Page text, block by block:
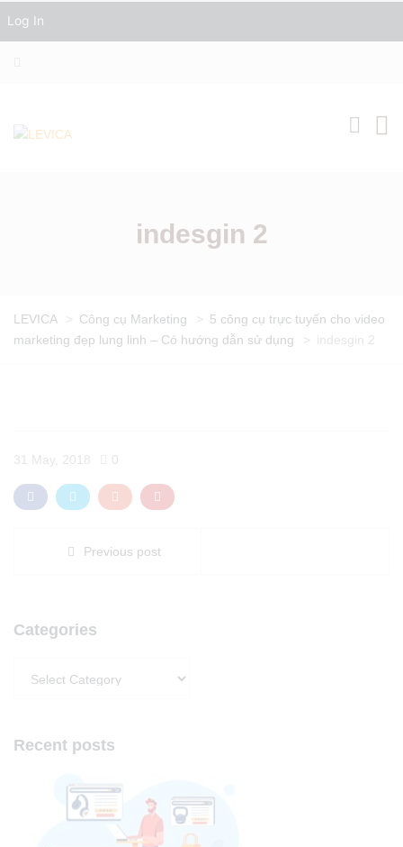
indesgin 2
LEVICA > Công cụ Marketing >
5 công cụ trực tuyến cho video
marketing đẹp lung linh – Có hướng dẫn sử dụng
> indesgin 2
31 May, 2018 0
Previous post
Categories
Recent posts
Log In